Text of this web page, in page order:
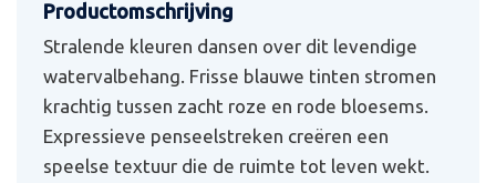
Stralende kleuren dansen over dit levendige
watervalbehang. Frisse blauwe tinten stromen
krachtig tussen zacht roze en rode bloesems.
Expressieve penseelstreken creëren een
speelse textuur die de ruimte tot leven wekt.